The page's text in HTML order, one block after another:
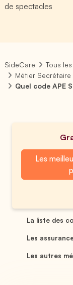
de spectacles
SideCare
Tous
Métier
Quel code APE
Les
La liste des
Les
Les autres